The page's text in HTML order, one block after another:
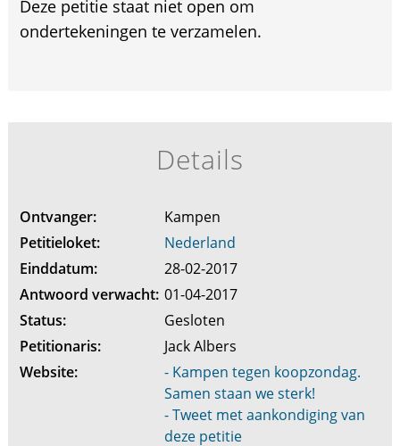
Deze petitie staat niet open om
ondertekeningen te verzamelen.
Details
Ontvanger:
Kampen
Petitieloket:
Nederland
Einddatum:
28-02-2017
Antwoord verwacht: 01-04-2017
Status:
Gesloten
Petitionaris:
Jack Albers
Website:
- Kampen tegen koopzondag.
Samen staan we sterk!
- Tweet met aankondiging van
deze petitie